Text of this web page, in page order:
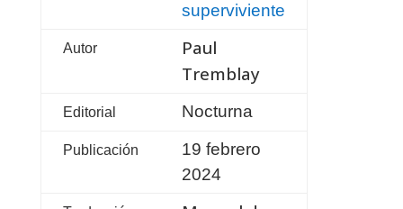
superviviente
Autor
Paul
Tremblay
Editorial Nocturna
Publicación
19 febrero
2024